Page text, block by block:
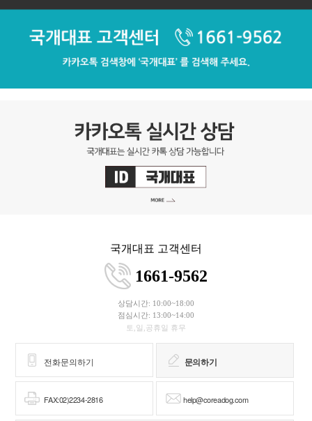
국개대표 고객센터
1661-9562
상담시간: 10:00~18:00
점심시간: 13:00~14:00
토,일,공휴일 휴무
전화문의하기 문의하기
FAX:02)2234-2816 help@coreadog.com